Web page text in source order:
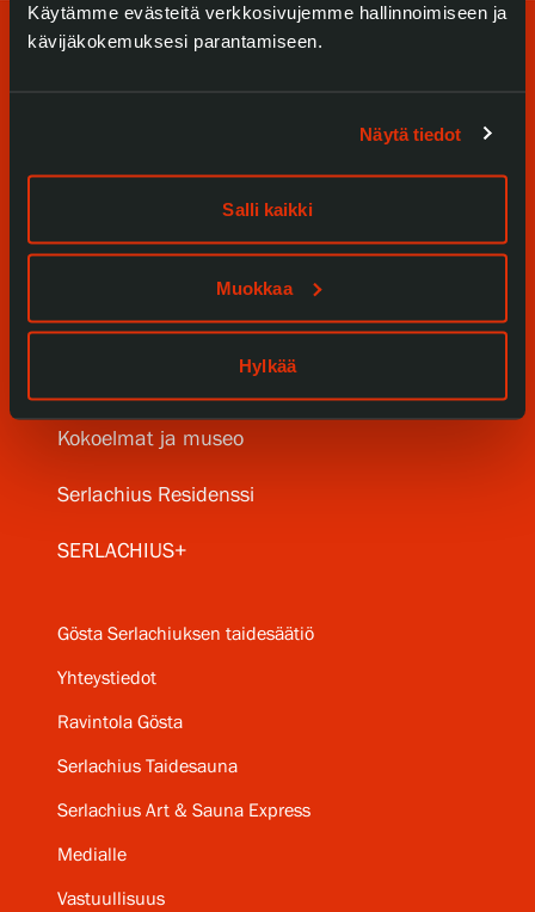
Käytämme evästeitä verkkosivujemme hallinnoimiseen ja
kävijäkokemuksesi parantamiseen.
Näytä tiedot
Salli kaikki
Muokkaa
Hylkää
Tapahtumat
Kokoelmat ja museo
Serlachius Residenssi
SERLACHIUS+
Gösta Serlachiuksen taidesäätiö
Yhteystiedot
Ravintola Gösta
Serlachius Taidesauna
Serlachius Art & Sauna Express
Medialle
Vastuullisuus